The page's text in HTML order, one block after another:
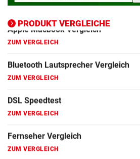
PRODUKT VERGLEICHE
Bluetooth Lautsprecher Vergleich
ZUM VERGLEICH
DSL Speedtest
Fernseher Vergleich
Fritz Repeater Vergleich
Gaming Laptop Vergleich